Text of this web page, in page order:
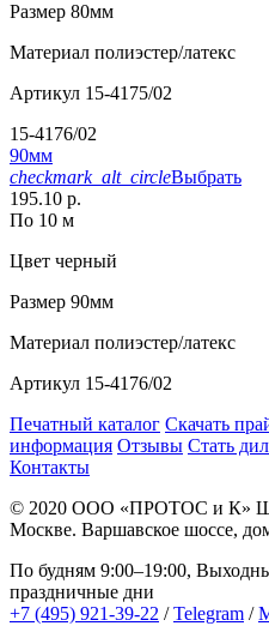
Размер 80мм
Материал полиэстер/латекс
Артикул 15-4175/02
15-4176/02
90мм
checkmark_alt_circleВыбрать
195.10 р.
По 10 м
Цвет черный
Размер 90мм
Материал полиэстер/латекс
Артикул 15-4176/02
Печатный каталог Скачать
информация Отзывы Стать
Контакты
© 2020 ООО «ПРОТОС и К»
Москве. Варшавское шоссе,
По будням 9:00–19:00,
праздничные дни
+7 (495) 921-39-22 /Telegram /